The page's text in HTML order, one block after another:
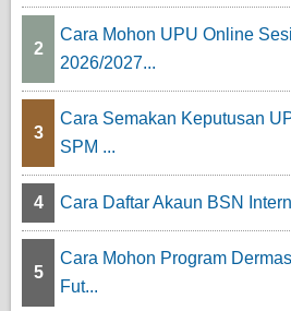
2
Cara Mohon UPU Online
2026/2027...
3
Cara Semakan Keputusan
SPM ...
4 Cara Daftar Akaun BSN
5
Cara Mohon Program
Fut...